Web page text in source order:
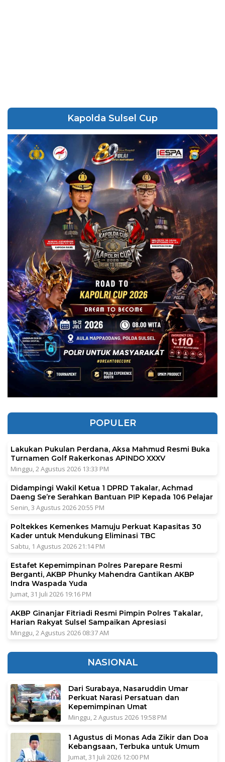
Kapolda Sulsel Cup
POPULER
Lakukan Pukulan Perdana, Aksa Mahmud Resmi Buka
Turnamen Golf Rakerkonas APINDO XXXV
Minggu, 2 Agustus 2026 13:33 PM
Didampingi Wakil Ketua 1 DPRD Takalar, Achmad
Daeng Se’re Serahkan Bantuan PIP Kepada 106 Pelajar
Senin, 3 Agustus 2026 20:55 PM
Poltekkes Kemenkes Mamuju Perkuat Kapasitas 30
Kader untuk Mendukung Eliminasi TBC
Sabtu, 1 Agustus 2026 21:14 PM
Estafet Kepemimpinan Polres Parepare Resmi
Berganti, AKBP Phunky Mahendra Gantikan AKBP
Indra Waspada Yuda
Jumat, 31 Juli 2026 19:16 PM
AKBP Ginanjar Fitriadi Resmi Pimpin Polres Takalar,
Harian Rakyat Sulsel Sampaikan Apresiasi
Minggu, 2 Agustus 2026 08:37 AM
NASIONAL
Dari Surabaya, Nasaruddin Umar
Perkuat Narasi Persatuan dan
Kepemimpinan Umat
Minggu, 2 Agustus 2026 19:58 PM
1 Agustus di Monas Ada Zikir dan Doa
Kebangsaan, Terbuka untuk Umum
Jumat, 31 Juli 2026 12:00 PM